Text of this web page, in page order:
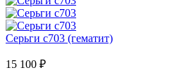
Серьги с703 (гематит)
15 100 ₽